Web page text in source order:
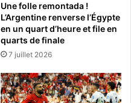
Une folle remontada !
L’Argentine renverse l’Égypte
en un quart d’heure et file en
quarts de finale
7 juillet 2026